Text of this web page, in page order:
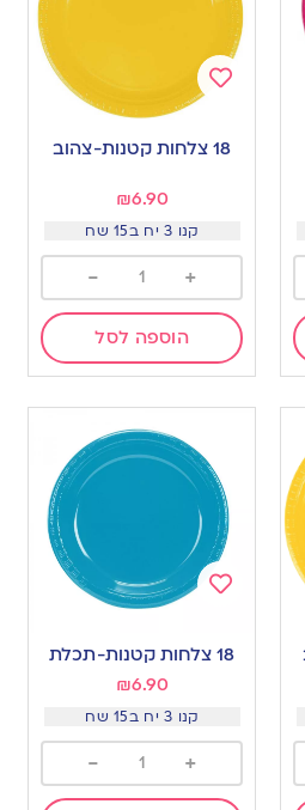
to
wishlist
18 צלחות קטנות-צהוב
₪6.90
קנו 3 יח ב15 שח
+
-
הוספה לסל
to
18 צלחות קטנות-תכלת
₪6.90
קנו 3 יח ב15 שח
+
-